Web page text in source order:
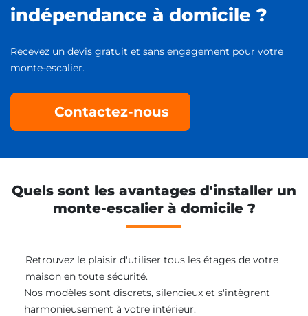
indépendance à domicile ?
Recevez un devis gratuit et sans engagement pour votre
monte-escalier.
Contactez-nous
Quels sont les avantages d'installer un
monte-escalier à domicile ?
Retrouvez le plaisir d'utiliser tous les étages de votre
maison en toute sécurité.
Nos modèles sont discrets, silencieux et s'intègrent
harmonieusement à votre intérieur.